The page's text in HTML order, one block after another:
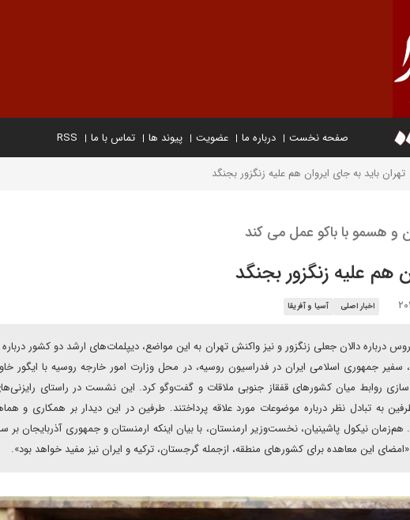
صفحه نخست درباره ما عضویت پیوند ها تماس با ما RSS
تهران باید به جای ایروان هم علیه زنگزور بجنگد
و هسمو با باکو عمل می کند
هم علیه زنگزور بجنگد
اخبار اصلی آسیا و آفریقا
در‌باره دالان جعلی زنگزور و نیز واکنش تهران به این مواضع، دیپلمات‌های ارشد دو کشور‌
سفیر جمهوری اسلامی ایران در فدراسیون روسیه، در محل وزارت امور خارجه روسیه با ایگور
روابط میان کشورهای قفقاز جنوبی ملاقات و گفت‌وگو کرد. این نشست در راستای
به تبادل‌ نظر درباره موضوعات مورد ‌علاقه پرداختند. طرفین در این دیدار بر همکاری و
این معاهده برای کشورهای منطقه، از‌جمله گرجستان، ترکیه و ایران نیز مفید خواهد بود».